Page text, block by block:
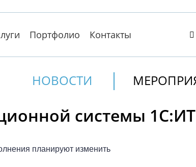
Портфолио Контакты
НОВОСТИ
системы
планируют изменить